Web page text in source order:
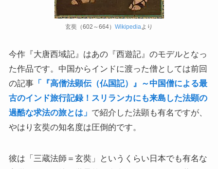
ドストエフスキー、妻と歩んだ運命の旅～狂気と愛
の西欧旅行
『ローマ旅行記』～劇場都市ローマの魅力とベルニ
独ソ戦・冷戦下の世界
レーニン・スターリン時代のソ連の歴史
玄奘（602～664） Wikipedia より
今作『大唐西域記』はあの『西遊記』のモデルとなっ
た作品です。中国からインドに渡った僧としては前回
の記事「『高僧法顕伝（仏国記）』～中国僧による最
古のインド旅行記録！スリランカにも来島した法顕の
過酷な求法の旅とは」 で紹介した法顕も有名ですが、
やはり玄奘の知名度は圧倒的です。
彼は「三蔵法師＝玄奘」というくらい日本でも有名な